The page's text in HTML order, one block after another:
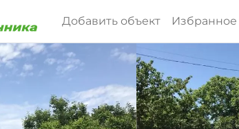
Добавить объект Избранное